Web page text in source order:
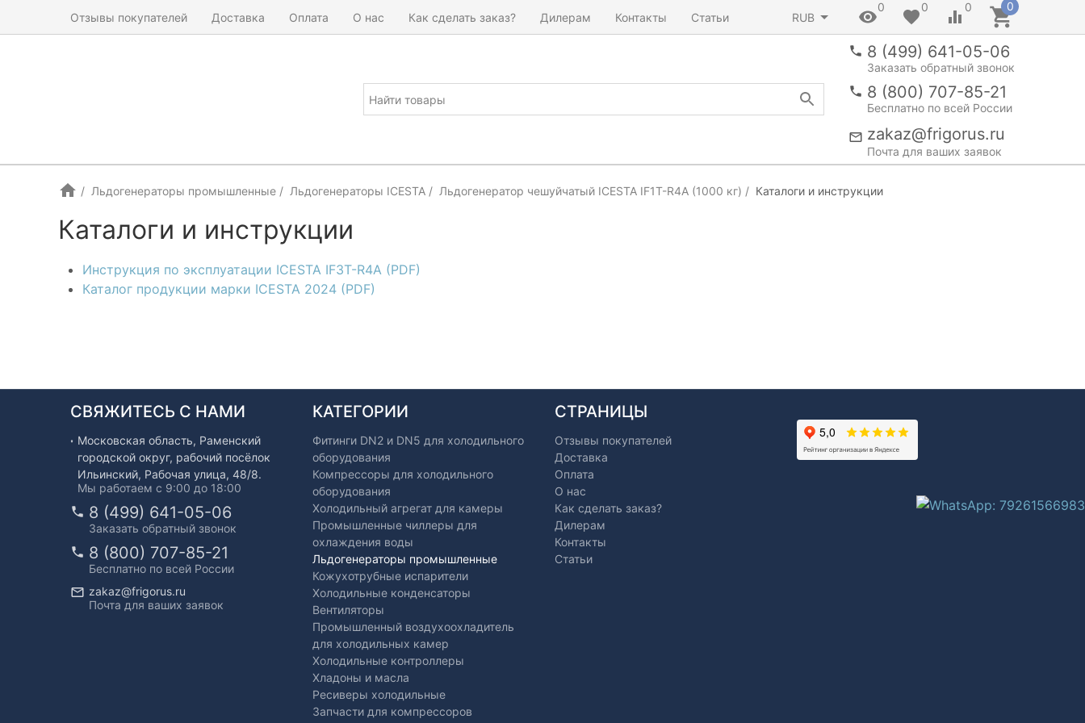
Отзывы покупателей Доставка Оплата О нас Как сделать заказ? Дилерам Контакты Статьи RUB
0 0 0 0
8 (499) 641-05-06
Заказать обратный звонок
8 (800) 707-85-21
Бесплатно по всей России
zakaz@frigorus.ru
Почта для ваших заявок
Льдогенераторы промышленные Льдогенераторы ICESTA Льдогенератор чешуйчатый ICESTA IF1T-R4A (1000 кг) Каталоги и инструкции
Каталоги и инструкции
Инструкция по эксплуатации ICESTA IF3T-R4A (PDF)
Каталог продукции марки ICESTA 2024 (PDF)
СВЯЖИТЕСЬ С НАМИ
Московская область, Раменский
городской округ, рабочий посёлок
Ильинский, Рабочая улица, 48/8.
Мы работаем с 9:00 до 18:00
8 (499) 641-05-06
Заказать обратный звонок
8 (800) 707-85-21
Бесплатно по всей России
zakaz@frigorus.ru
Почта для ваших заявок
КАТЕГОРИИ
Фитинги DN2 и DN5 для холодильного
оборудования
Компрессоры для холодильного
оборудования
Холодильный агрегат для камеры
Промышленные чиллеры для
охлаждения воды
Льдогенераторы промышленные
Кожухотрубные испарители
Холодильные конденсаторы
Вентиляторы
Промышленный воздухоохладитель
для холодильных камер
Холодильные контроллеры
Хладоны и масла
Ресиверы холодильные
Запчасти для компрессоров
СТРАНИЦЫ
Отзывы покупателей
Доставка
Оплата
О нас
Как сделать заказ?
Дилерам
Контакты
Статьи